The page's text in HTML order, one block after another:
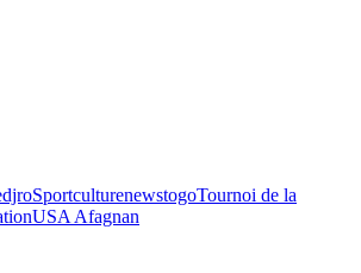
SportculturenewstogoTournoi de la
USA Afagnan